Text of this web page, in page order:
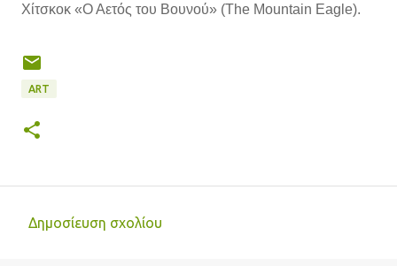
Χίτσκοκ «Ο Αετός του Βουνού» (The Mountain Eagle).
ART
Δημοσίευση σχολίου